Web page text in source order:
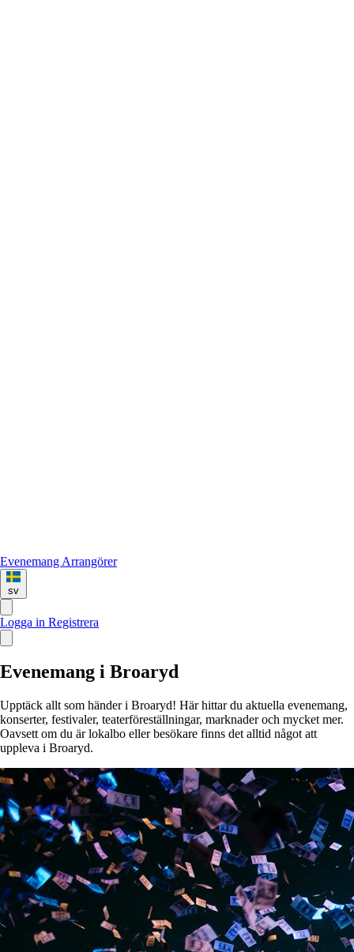
Evenemang Arrangörer
sv
Logga in Registrera
Evenemang i Broaryd
Upptäck allt som händer i Broaryd! Här hittar du aktuella evenemang,
konserter, festivaler, teaterföreställningar, marknader och mycket mer.
Oavsett om du är lokalbo eller besökare finns det alltid något att
uppleva i Broaryd.